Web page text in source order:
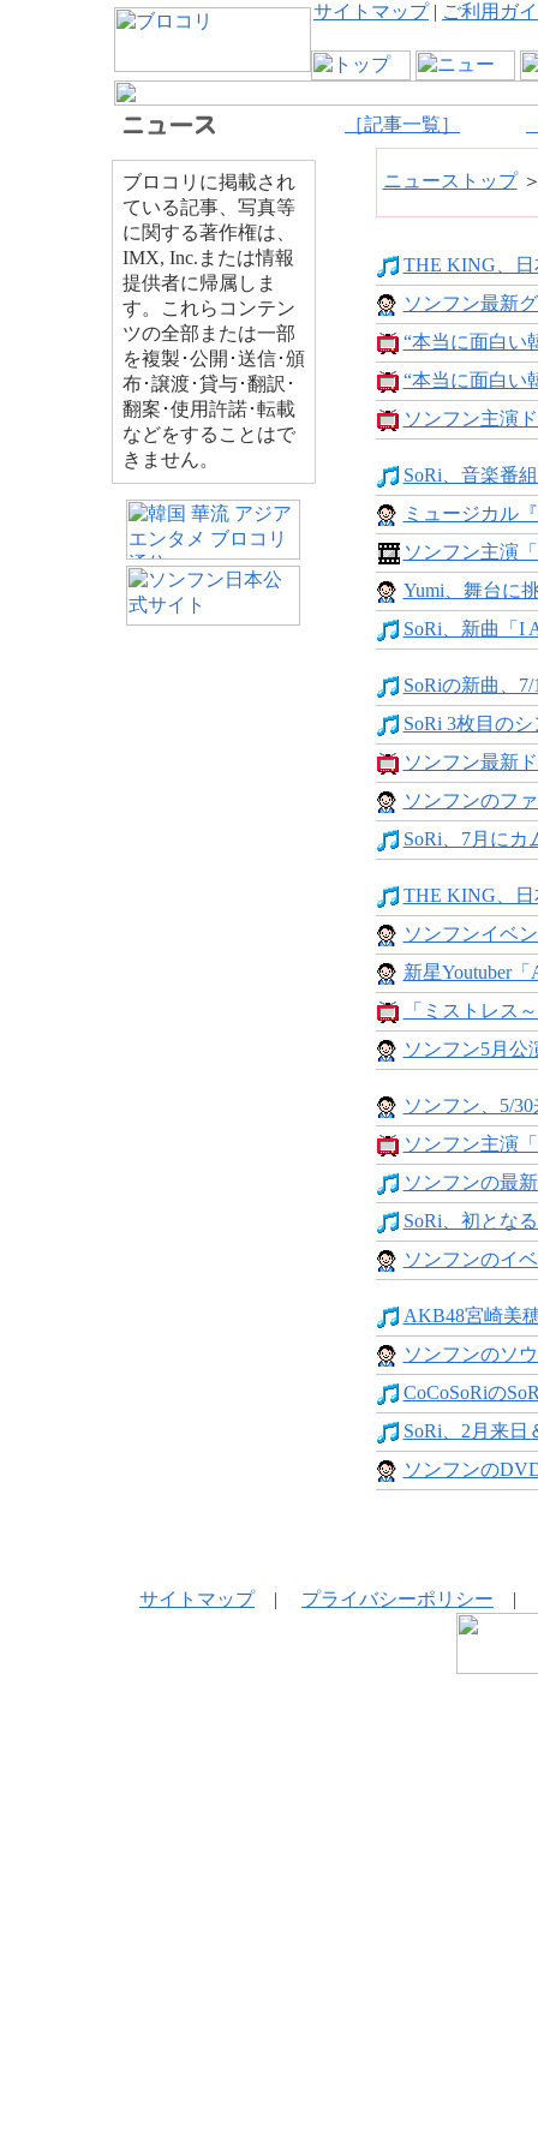
サイトマップ| ご利用ガ
［記事一覧］
ブロコリに掲載され
ている記事、写真等
に関する著作権は、
IMX, Inc.または情報
提供者に帰属しま
す。これらコンテン
ツの全部または一部
を複製･公開･送信･頒
布･譲渡･貸与･翻訳･
翻案･使用許諾･転載
などをすることはで
きません。
ニューストップ
THE KING、日
ソンフン最新
“本当に面白い
“本当に面白い
ソンフン主演
SoRi、音楽番
ミュージカル
ソンフン主演
Yumi、舞台に
SoRi、新曲「I
SoRiの新曲、
SoRi 3枚目の
ソンフン最新
ソンフンのフ
SoRi、7月にカ
THE KING、日
ソンフンイベ
新星Youtuber「
「ミストレス
ソンフン5月公
ソンフン、5/
ソンフン主演
ソンフンの最
SoRi、初とな
ソンフンのイ
AKB48宮崎美
ソンフンのソ
CoCoSoRiの
SoRi、2月来日
ソンフンの
サイトマップ| プライバシーポリシー